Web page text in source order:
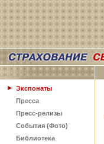
Экспонаты
Пресса
Пресс-релизы
События (Фото)
Библиотека